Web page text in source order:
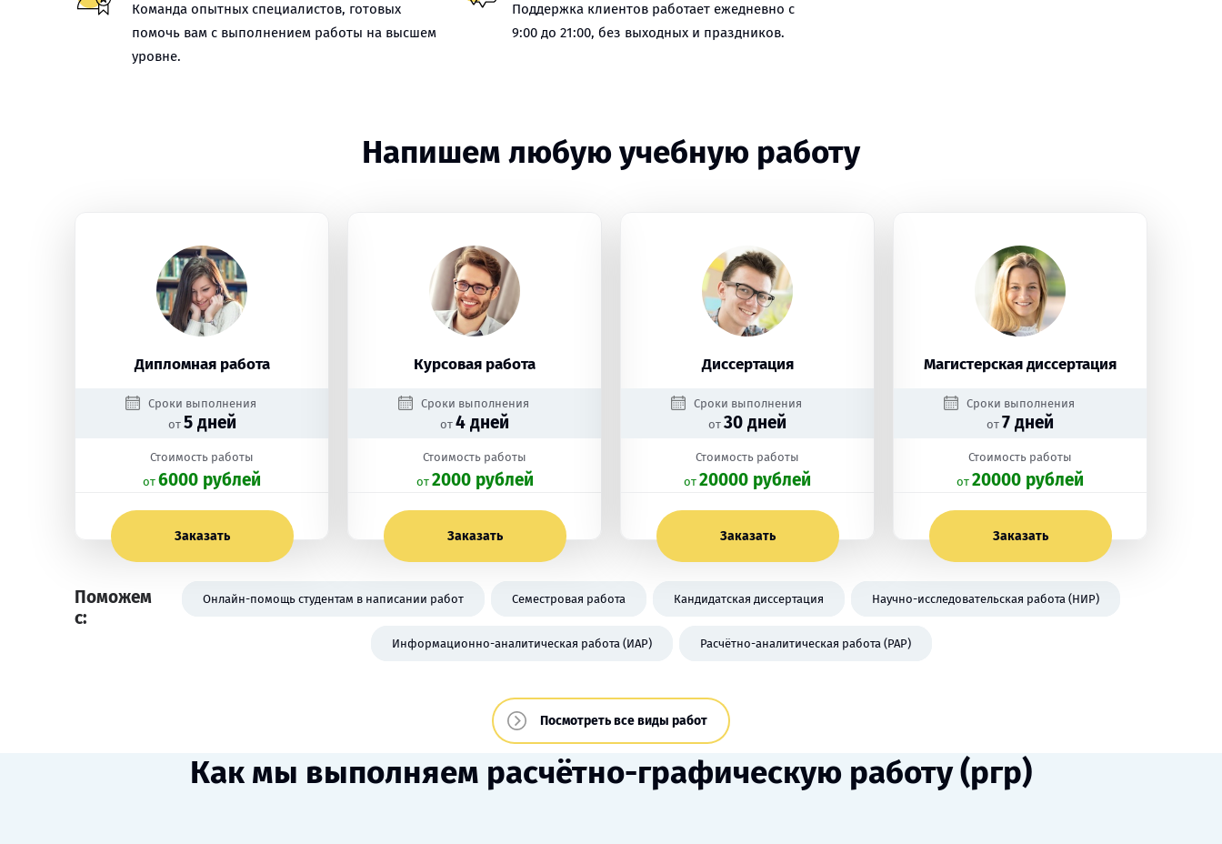
Команда опытных специалистов, готовых
помочь вам с выполнением работы на высшем
уровне.
Поддержка клиентов работает ежедневно с
9:00 до 21:00, без выходных и праздников.
Напишем любую учебную работу
Дипломная работа
Сроки выполнения
от 5 дней
Стоимость работы
oт 6000 рублей
Заказать
Курсовая работа
Сроки выполнения
от 4 дней
Стоимость работы
oт 2000 рублей
Заказать
Диссертация
Сроки выполнения
от 30 дней
Стоимость работы
oт 20000 рублей
Заказать
Магистерская диссертация
Сроки выполнения
от 7 дней
Стоимость работы
oт 20000 рублей
Заказать
Поможем
с:
Онлайн-помощь студентам в написании работ Семестровая работа Кандидатская диссертация Научно-исследовательская работа (НИР)
Информационно-аналитическая работа (ИАР) Расчётно-аналитическая работа (РАР)
Посмотреть все виды работ
Как мы выполняем расчётно-графическую работу (ргр)